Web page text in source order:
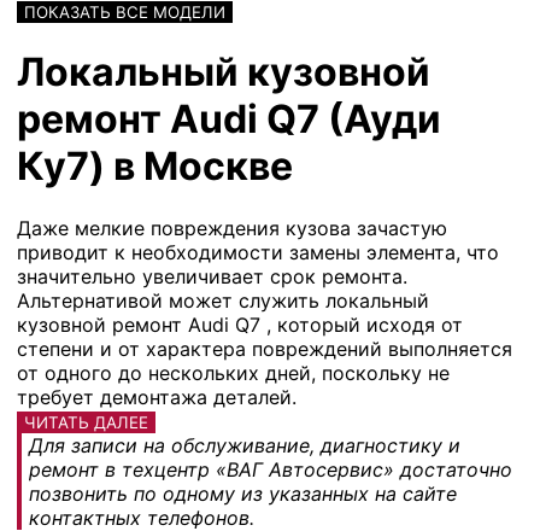
ПОКАЗАТЬ ВСЕ МОДЕЛИ
Локальный кузовной
ремонт Audi Q7 (Ауди
Ку7) в Москве
Даже мелкие повреждения кузова зачастую
приводит к необходимости замены элемента, что
значительно увеличивает срок ремонта.
Альтернативой может служить локальный
кузовной ремонт Audi Q7 , который исходя от
степени и от характера повреждений выполняется
от одного до нескольких дней, поскольку не
требует демонтажа деталей.
ЧИТАТЬ ДАЛЕЕ
Для записи на обслуживание, диагностику и
ремонт в техцентр «ВАГ Автосервис» достаточно
позвонить по одному из указанных на сайте
контактных телефонов.